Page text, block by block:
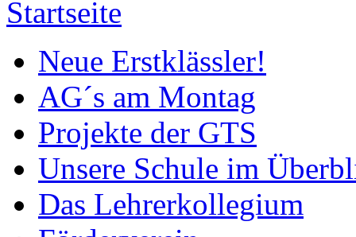
Startseite
Neue Erstklässler!
AG´s am Montag
Projekte der GTS
Unsere Schule im
Das Lehrerkollegium